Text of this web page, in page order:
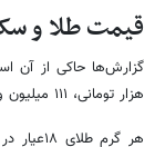
قیمت طلا و
هزار تومانی، ۱۱۱ میلیون و ۴۹۵ هزار تومان شد.